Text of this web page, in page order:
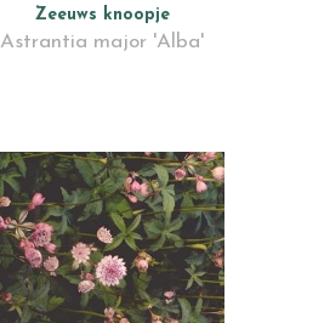
Zeeuws knoopje
Astrantia major 'Alba'